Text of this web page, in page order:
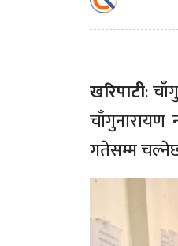
खरिपाटी:
गतेसम्म